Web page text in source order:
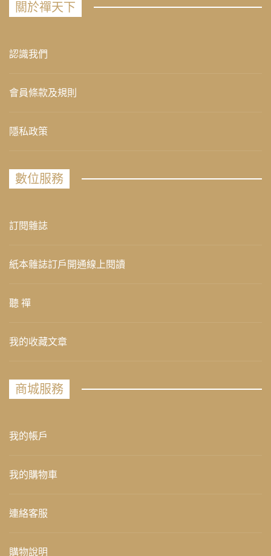
關於禪天下
認識我們
會員條款及規則
隱私政策
數位服務
訂閱雜誌
紙本雜誌訂戶開通線上閱讀
聽 禪
我的收藏文章
商城服務
我的帳戶
我的購物車
連絡客服
購物說明